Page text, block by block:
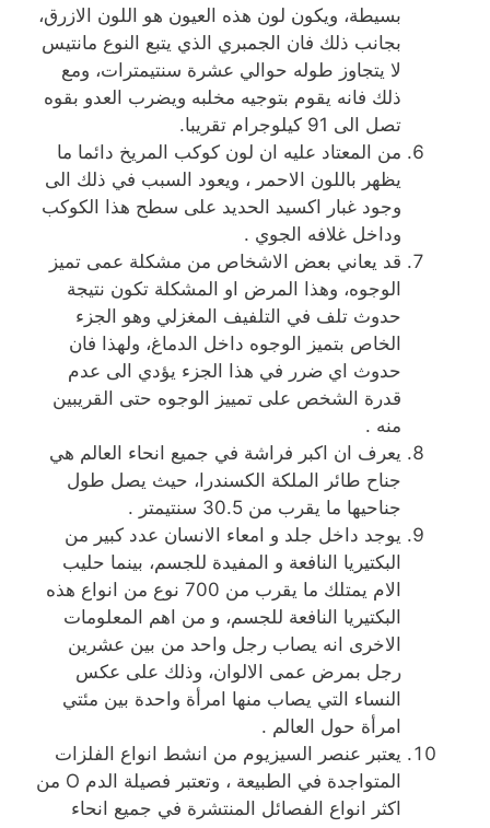
بسيطة، ويكون لون هذه العيون هو اللون الازرق،
بجانب ذلك فان الجمبري الذي يتبع النوع مانتيس
لا يتجاوز طوله حوالي عشرة سنتيمترات، ومع
ذلك فانه يقوم بتوجيه مخلبه ويضرب العدو بقوه
تصل الى 91 كيلوجرام تقريبا.
من المعتاد عليه ان لون كوكب المريخ دائما ما
يظهر باللون الاحمر ، ويعود السبب في ذلك الى
وجود غبار اكسيد الحديد على سطح هذا الكوكب
وداخل غلافه الجوي .
قد يعاني بعض الاشخاص من مشكلة عمى تميز
الوجوه، وهذا المرض او المشكلة تكون نتيجة
حدوث تلف في التلفيف المغزلي وهو الجزء
الخاص بتميز الوجوه داخل الدماغ، ولهذا فان
حدوث اي ضرر في هذا الجزء يؤدي الى عدم
قدرة الشخص على تمييز الوجوه حتى القريبين
منه .
يعرف ان اكبر فراشة في جميع انحاء العالم هي
جناح طائر الملكة الكسندرا، حيث يصل طول
جناحيها ما يقرب من 30.5 سنتيمتر .
يوجد داخل جلد و امعاء الانسان عدد كبير من
البكتيريا النافعة و المفيدة للجسم، بينما حليب
الام يمتلك ما يقرب من 700 نوع من انواع هذه
البكتيريا النافعة للجسم، و من اهم المعلومات
الاخرى انه يصاب رجل واحد من بين عشرين
رجل بمرض عمى الالوان، وذلك على عكس
النساء التي يصاب منها امرأة واحدة بين مئتي
امرأة حول العالم .
يعتبر عنصر السيزيوم من انشط انواع الفلزات
المتواجدة في الطبيعة ، وتعتبر فصيلة الدم O من
اكثر انواع الفصائل المنتشرة في جميع انحاء